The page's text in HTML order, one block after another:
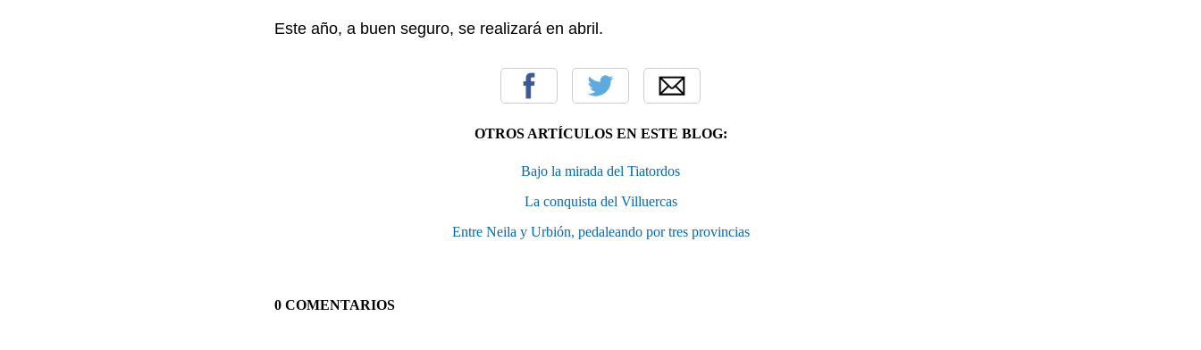
Este año, a buen seguro, se realizará en abril.
OTROS ARTÍCULOS EN ESTE BLOG:
Bajo la mirada del Tiatordos
La conquista del Villuercas
Entre Neila y Urbión, pedaleando por tres provincias
0 COMENTARIOS